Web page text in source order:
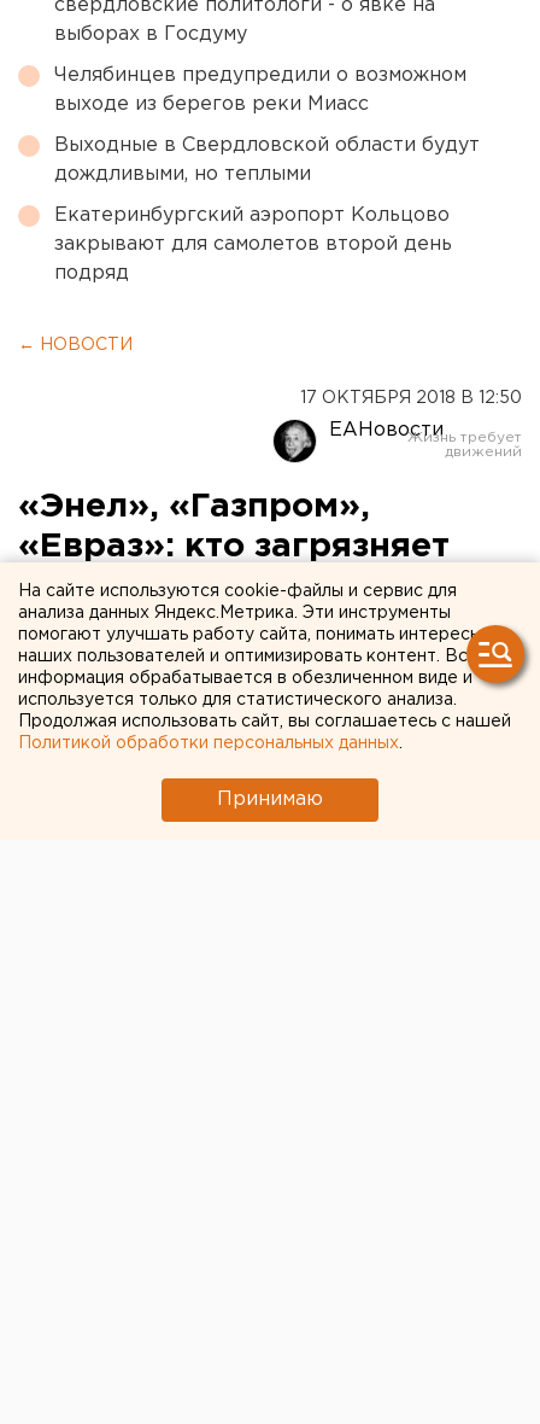
свердловские политологи - о явке на
выборах в Госдуму
Челябинцев предупредили о возможном
выходе из берегов реки Миасс
Выходные в Свердловской области будут
дождливыми, но теплыми
Екатеринбургский аэропорт Кольцово
закрывают для самолетов второй день
подряд
← НОВОСТИ
17 ОКТЯБРЯ 2018 В 12:50
ЕАНовости
«Энел», «Газпром»,
«Евраз»: кто загрязняет
воздух и воду на Среднем
Урале
На сайте используются cookie-файлы и сервис для
анализа данных Яндекс.Метрика. Эти инструменты
помогают улучшать работу сайта, понимать интересы
наших пользователей и оптимизировать контент. Вся
информация обрабатывается в обезличенном виде и
используется только для статистического анализа.
Продолжая использовать сайт, вы соглашаетесь с нашей
Политикой обработки персональных данных
Принимаю